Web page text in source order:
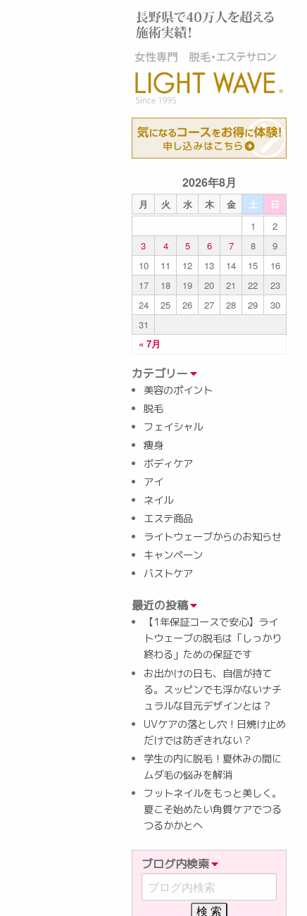
2026年8月
月 火 水 木 金 土 日
« 7月
1
2
3
4 5 6 7 8
9
10
11 12 13 14 15
16
17
18 19 20 21 22
23
24
25 26 27 28 29
30
31
カテゴリー
美容のポイント
脱毛
フェイシャル
痩身
ボディケア
アイ
ネイル
エステ商品
ライトウェーブからのお知らせ
キャンペーン
バストケア
最近の投稿
【1年保証コースで安心】ライ
トウェーブの脱毛は「しっかり
終わる」ための保証です
お出かけの日も、自信が持て
る。スッピンでも浮かないナチ
ュラルな目元デザインとは？
UVケアの落とし穴！日焼け止め
だけでは防ぎきれない？
学生の内に脱毛！夏休みの間に
ムダ毛の悩みを解消
フットネイルをもっと美しく。
夏こそ始めたい角質ケアでつる
つるかかとへ
ブログ内検索